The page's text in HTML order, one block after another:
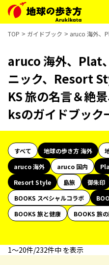
TOP ガイドブック aruco 海外、
aruco 海外、Plat
ニック、Resort
KS 旅の名言＆絶
ksのガイドブック
すべて 地球の歩き方 海外
aruco 海外
aruco 国内
Resort Style
島旅 御朱印
BOOKS スペシャルコラボ
BOOKS 旅と健康
BOOKS 旅
1〜20件/232件中 を表示